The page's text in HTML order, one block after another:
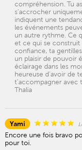
compréhension. Tu
s’accrocher
indiquent une
les événements
un autre rythme. Ce
et ce qui se
confiance, ta
un plaisir de pouvoir
éclairage dans les
heureuse d’avoir de
t’accompagner avec
Thalia
Yami
Encore une fois bravo
pour toi.